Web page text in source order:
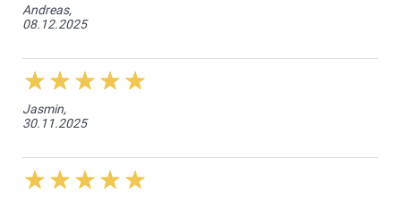
Andreas,
08.12.2025
Jasmin,
30.11.2025